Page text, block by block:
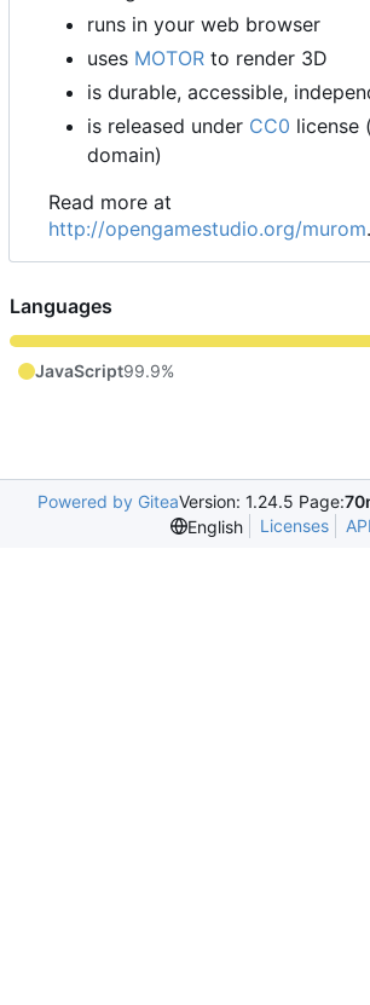
runs in your web browser
uses MOTOR to render 3D
is durable, accessible,
is released under CC0 license
domain)
Read more at
http://opengamestudio.org/murom.
Languages
JavaScript99.9%
Powered by GiteaVersion: 1.24.5 Page:
English
Licenses API